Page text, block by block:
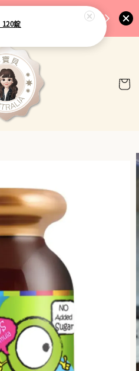
滿額最低 91 折
逛
🚚 台
錠